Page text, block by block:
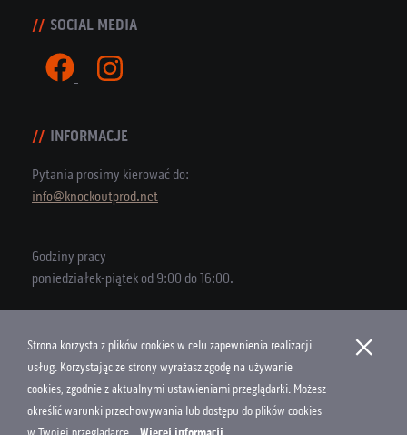
SOCIAL MEDIA
INFORMACJE
Pytania prosimy kierować do:
info@knockoutprod.net
Godziny pracy
poniedziałek-piątek od 9:00 do 16:00.
Copyright © 2026 Knock Out Productions
Polityka Cookies
Projekt i wykonanie
Strona korzysta z plików cookies w celu zapewnienia realizacji
usług. Korzystając ze strony wyrażasz zgodę na używanie
cookies, zgodnie z aktualnymi ustawieniami przeglądarki. Możesz
określić warunki przechowywania lub dostępu do plików cookies
×